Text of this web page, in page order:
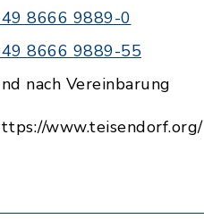
8666 9889-0
8666 9889-55
nach Vereinbarung
www.teisendorf.org/